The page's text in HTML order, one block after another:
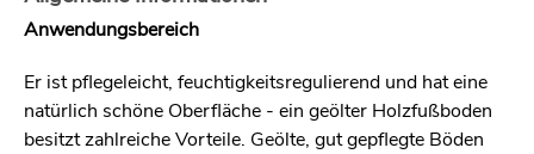
Anwendungsbereich
Er ist pflegeleicht, feuchtigkeitsregulierend und hat eine
natürlich schöne Oberfläche - ein geölter Holzfußboden
besitzt zahlreiche Vorteile. Geölte, gut gepflegte Böden